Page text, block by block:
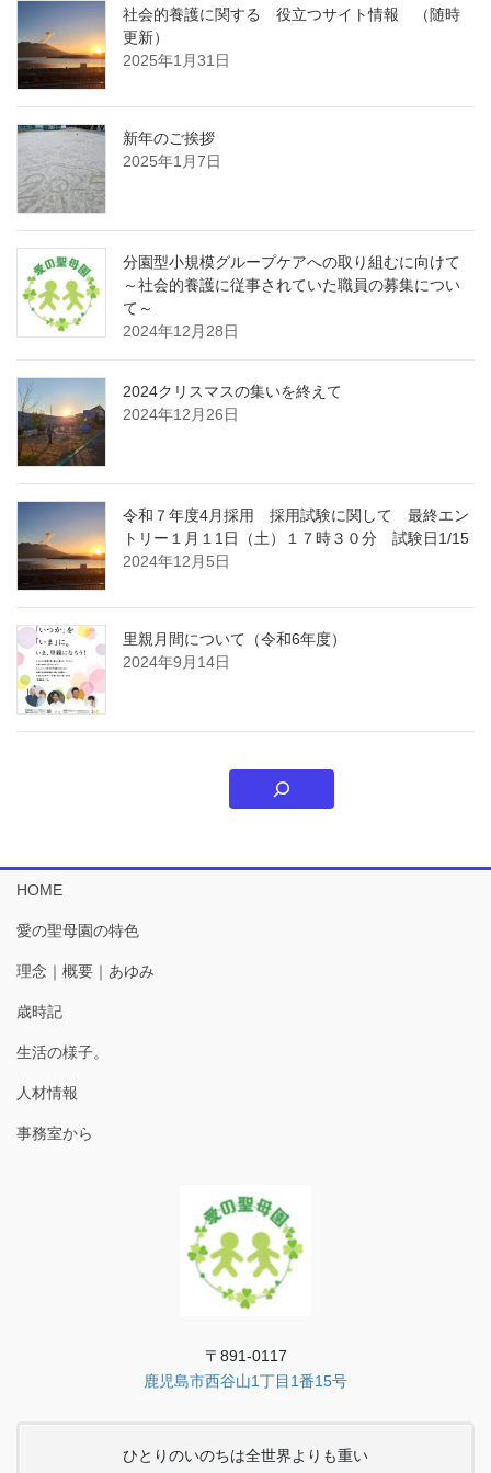
社会的養護に関する 役立つサイト情報 （随時
更新）
2025年1月31日
新年のご挨拶
2025年1月7日
分園型小規模グループケアへの取り組むに向けて
～社会的養護に従事されていた職員の募集につい
て～
2024年12月28日
2024クリスマスの集いを終えて
2024年12月26日
令和７年度4月採用 採用試験に関して 最終エン
トリー１月１1日（土）１７時３０分 試験日1/15
2024年12月5日
里親月間について（令和6年度）
2024年9月14日
HOME
愛の聖母園の特色
理念｜概要｜あゆみ
歳時記
生活の様子。
人材情報
事務室から
〒891-0117
鹿児島市西谷山1丁目1番15号
ひとりのいのちは全世界よりも重い